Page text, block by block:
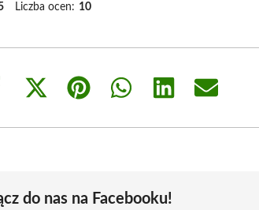
Liczba ocen: 10
Share
(Twitter)
Share
Share
Share
Share
do nas na Facebooku!